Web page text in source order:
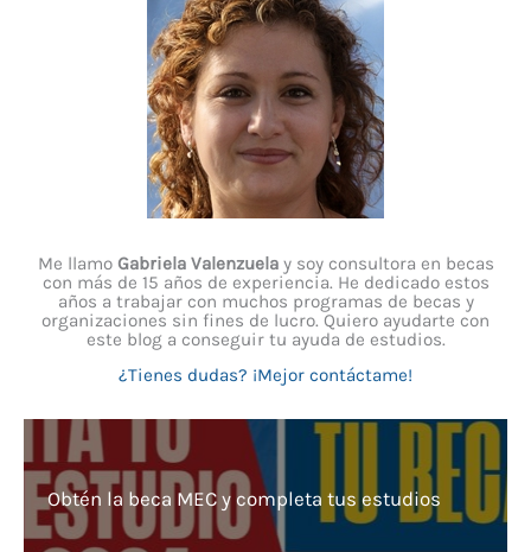
Me llamo Gabriela Valenzuelay soy consultora en becas
con más de 15 años de experiencia. He dedicado estos
años a trabajar con muchos programas de becas y
organizaciones sin fines de lucro. Quiero ayudarte con
este blog a conseguir tu ayuda de estudios.
¿Tienes dudas? ¡Mejor contáctame!
Obtén la beca MEC y completa tus estudios